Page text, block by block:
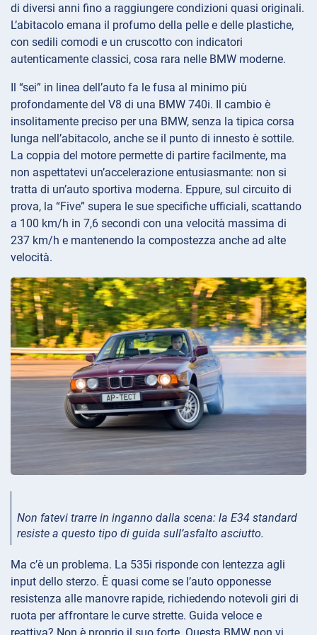
di diversi anni fino a raggiungere condizioni quasi originali.
L’abitacolo emana il profumo della pelle e delle plastiche,
con sedili comodi e un cruscotto con indicatori
autenticamente classici, cosa rara nelle BMW moderne.
Il “sei” in linea dell’auto fa le fusa al minimo più
profondamente del V8 di una BMW 740i. Il cambio è
insolitamente preciso per una BMW, senza la tipica corsa
lunga nell’abitacolo, anche se il punto di innesto è sottile.
La coppia del motore permette di partire facilmente, ma
non aspettatevi un’accelerazione entusiasmante: non si
tratta di un’auto sportiva moderna. Eppure, sul circuito di
prova, la “Five” supera le sue specifiche ufficiali, scattando
a 100 km/h in 7,6 secondi con una velocità massima di
237 km/h e mantenendo la compostezza anche ad alte
velocità.
Non fatevi trarre in inganno dalla scena: la E34 standard
resiste a questo tipo di guida sull’asfalto asciutto.
Ma c’è un problema. La 535i risponde con lentezza agli
input dello sterzo. È quasi come se l’auto opponesse
resistenza alle manovre rapide, richiedendo notevoli giri di
ruota per affrontare le curve strette. Guida veloce e
reattiva? Non è proprio il suo forte. Questa BMW non vi